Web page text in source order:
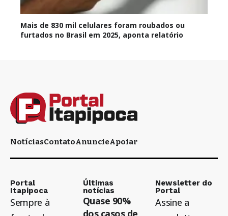
Mais de 830 mil celulares foram roubados ou
furtados no Brasil em 2025, aponta relatório
NotíciasContatoAnuncieApoiar
Portal
Itapipoca
Sempre à
Últimas
notícias
Quase 90%
dos casos de
Newsletter do
Portal
Assine a